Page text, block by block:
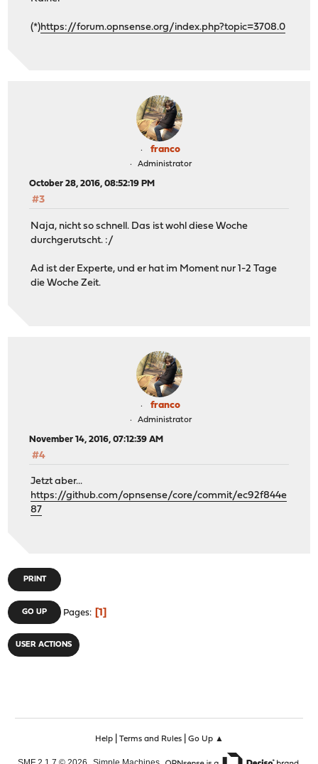
(*)https://forum.opnsense.org/index.php?topic=3708.0
franco
Administrator
October 28, 2016, 08:52:19 PM
#3
Naja, nicht so schnell. Das ist wohl diese Woche
durchgerutscht. :/
Ad ist der Experte, und er hat im Moment nur 1-2 Tage
die Woche Zeit.
franco
Administrator
November 14, 2016, 07:12:39 AM
#4
Jetzt aber...
https://github.com/opnsense/core/commit/ec92f844e
87
PRINT
GO UP Pages 1
USER ACTIONS
Help| Terms and Rules| Go Up ▲